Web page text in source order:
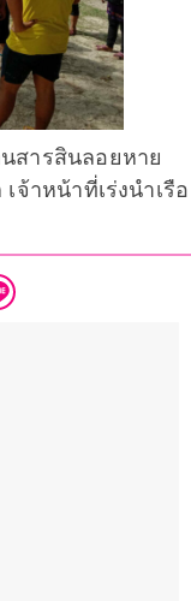
สารสินลอยหาย
จ้าหน้าที่เร่งนำเรือ